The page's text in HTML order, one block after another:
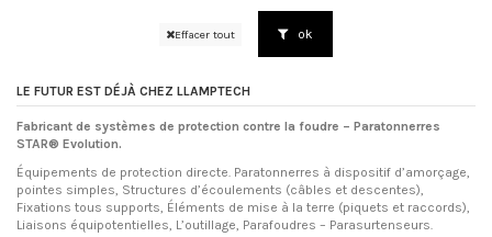
Effacer tout ok
LE FUTUR EST DÉJÀ CHEZ LLAMPTECH
Fabricant de systèmes de protection contre la foudre – Paratonnerres
STAR® Evolution.
Équipements de protection directe. Paratonnerres à dispositif d’amorçage,
pointes simples, Structures d’écoulements (câbles et descentes),
Fixations tous supports, Éléments de mise à la terre (piquets et raccords),
Liaisons équipotentielles, L’outillage, Parafoudres – Parasurtenseurs.